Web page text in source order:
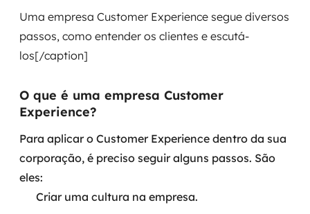
Uma empresa Customer Experience segue diversos
passos, como entender os clientes e escutá-
los[/caption]
O que é uma empresa Customer
Experience?
Para aplicar o Customer Experience dentro da sua
corporação, é preciso seguir alguns passos. São
eles:
Criar uma cultura na empresa.